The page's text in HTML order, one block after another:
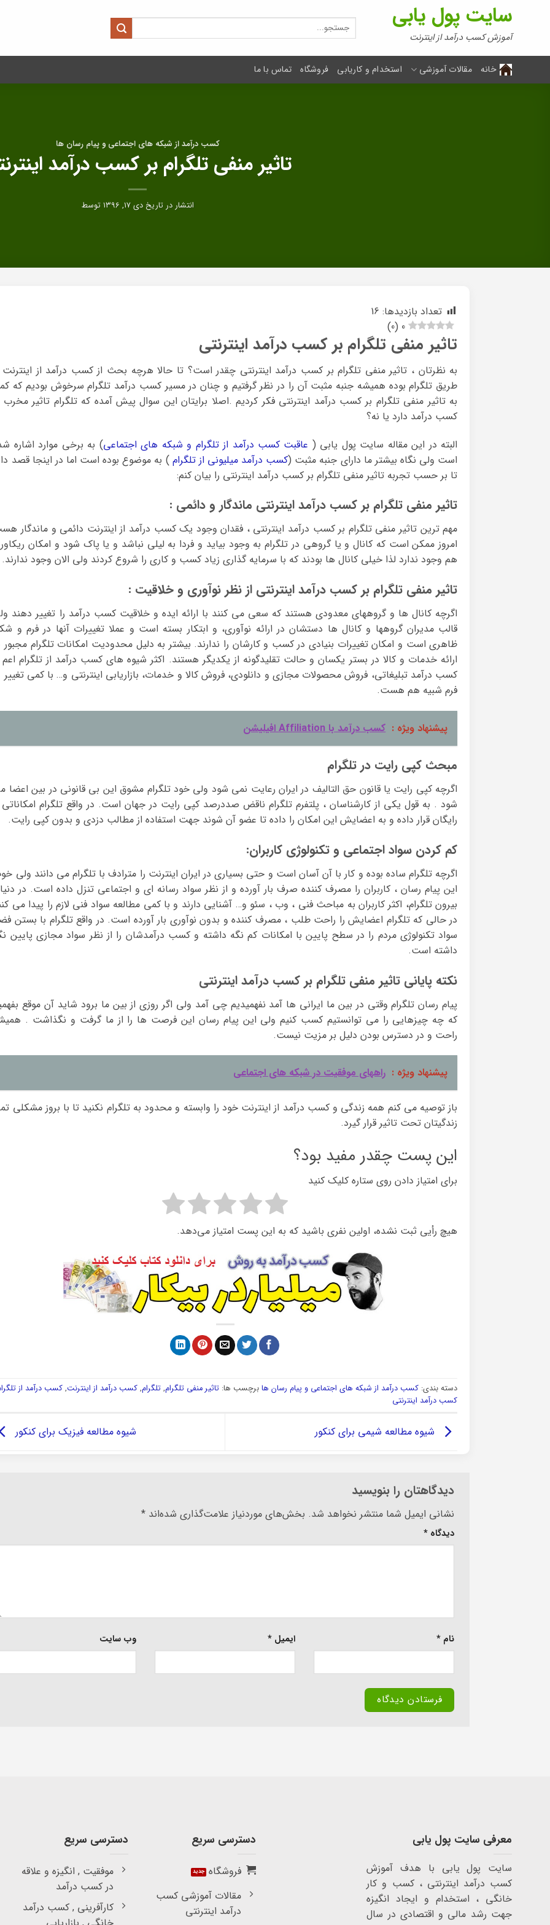
سایت پول یابی
آموزش کسب درآمد از اینترنت
جستجو
برای:
خانه مقالات آموزشی استخدام و کاریابی فروشگاه تماس با ما
کسب درآمد از شبکه های اجتماعی و پیام رسان ها
تاثیر منفی تلگرام بر کسب درآمد
انتشار در تاریخدی ۱۷, ۱۳۹۶ توسط
تعداد بازدیدها: 16
0
(
0
)
تاثیر منفی تلگرام بر کسب درآمد اینترنتی
به نظرتان ، تاثیر منفی تلگرام بر کسب درآمد اینترنتی چقدر است؟ تا حالا هرچه بحث از کسب درآمد از اینترنت
طریق تلگرام بوده همیشه جنبه مثبت آن را در نظر گرفتیم و چنان در مسیر کسب درآمد تلگرام سرخوش بودیم که
به تاثیر منفی تلگرام بر کسب درآمد اینترنتی فکر کردیم .اصلا برایتان این سوال پیش آمده که تلگرام تاثیر مخرب
کسب درآمد دارد یا نه؟
البته در این مقاله سایت پول یابی ( عاقبت کسب درآمد از تلگرام و شبکه های اجتماعی) به برخی موارد اشاره
است ولی نگاه بیشتر ما دارای جنبه مثبت (کسب درآمد میلیونی از تلگرام ) به موضوع بوده است اما در اینجا قصد
تا بر حسب تجربه تاثیر منفی تلگرام بر کسب درآمد اینترنتی را بیان کنم:
تاثیر منفی تلگرام بر کسب درآمد اینترنتی ماندگار و دائمی :
مهم ترین تاثیر منفی تلگرام بر کسب درآمد اینترنتی ، فقدان وجود یک کسب درآمد از اینترنت دائمی و ماندگار
امروز ممکن است که کانال و یا گروهی در تلگرام به وجود بیاید و فردا به لیلی نباشد و یا پاک شود و امکان
هم وجود ندارد لذا خیلی کانال ها بودند که با سرمایه گذاری زیاد کسب و کاری را شروع کردند ولی الان وجود ندارند.
تاثیر منفی تلگرام بر کسب درآمد اینترنتی از نظر نوآوری و خلاقیت :
اگرچه کانال ها و گروههای معدودی هستند که سعی می کنند با ارائه ایده و خلاقیت کسب درآمد را تغییر دهند
قالب مدیران گروهها و کانال ها دستشان در ارائه نوآوری، و ابتکار بسته است و عملا تغییرات آنها در فرم و
ظاهری است و امکان تغییرات بنیادی در کسب و کارشان را ندارند. بیشتر به دلیل محدودیت امکانات تلگرام مجبور
ارائه خدمات و کالا در بستر یکسان و حالت تقلیدگونه از یکدیگر هستند. اکثر شیوه های کسب درآمد از تلگرام اعم
کسب درآمد تبلیغاتی، فروش محصولات مجازی و دانلودی، فروش کالا و خدمات، بازاریابی اینترنتی و… با کمی تغییر
فرم شبیه هم هست.
پیشنهاد ویژه : کسب درآمد با Affiliation افیلیشن
مبحث کپی رایت در تلگرام
اگرچه کپی رایت یا قانون حق التالیف در ایران رعایت نمی شود ولی خود تلگرام مشوق این بی قانونی در بین اعضا
شود . به قول یکی از کارشناسان ، پلتفرم تلگرام ناقض صددرصد کپی رایت در جهان است. در واقع تلگرام امکاناتی
رایگان قرار داده و به اعضایش این امکان را داده تا عضو آن شوند جهت استفاده از مطالب دزدی و بدون کپی رایت.
کم کردن سواد اجتماعی و تکنولوژی کاربران:
اگرچه تلگرام ساده بوده و کار با آن آسان است و حتی بسیاری در ایران اینترنت را مترادف با تلگرام می دانند ولی
این پیام رسان ، کاربران را مصرف کننده صرف بار آورده و از نظر سواد رسانه ای و اجتماعی تنزل داده است. در
بیرون تلگرام، اکثر کاربران به مباحث فنی ، وب ، سئو و… آشنایی دارند و با کمی مطالعه سواد فنی لازم را پیدا می
در حالی که تلگرام اعضایش را راحت طلب ، مصرف کننده و بدون نوآوری بار آورده است. در واقع تلگرام با بستن
سواد تکنولوژی مردم را در سطح پایین با امکانات کم نگه داشته و کسب درآمدشان را از نظر سواد مجازی پایین
داشته است.
نکته پایانی تاثیر منفی تلگرام بر کسب درآمد اینترنتی
پیام رسان تلگرام وقتی در بین ما ایرانی ها آمد نفهمیدیم چی آمد ولی اگر روزی از بین ما برود شاید آن موقع
که چه چیزهایی را می توانستیم کسب کنیم ولی این پیام رسان این فرصت ها را از ما گرفت و نگذاشت .
راحت و در دسترس بودن دلیل بر مزیت نیست.
پیشنهاد ویژه : راههای موفقیت در شبکه های اجتماعی
باز توصیه می کنم همه زندگی و کسب درآمد از اینترنت خود را وابسته و محدود به تلگرام نکنید تا با بروز مشکلی
زندگیتان تحت تاثیر قرار گیرد.
این پست چقدر مفید بود؟
برای امتیاز دادن روی ستاره کلیک کنید
هیچ رأیی ثبت نشده، اولین نفری باشید که به این پست امتیاز می‌دهد.
دسته بندی: کسب درآمد از شبکه های اجتماعی و پیام رسان هابرچسب ها: تاثیر منفی تلگرام, تلگرام, کسب درآمد از اینترنت, کسب درآمد از
کسب درآمد اینترنتی
شیوه مطالعه شیمی برای کنکور شیوه مطالعه فیزیک برای کنکور
دیدگاهتان را بنویسید
نشانی ایمیل شما منتشر نخواهد شد. بخش‌های موردنیاز علامت‌گذاری شده‌اند *
دیدگاه *
نام * ایمیل * وب‌ سایت
Alternative:
معرفی سایت پول یابی
سایت پول یابی با هدف آموزش
کسب درآمد اینترنتی ، کسب و کار
خانگی ، استخدام و ایجاد انگیزه
جهت رشد مالی و اقتصادی در سال
دسترسی سریع
فروشگاه
مقالات آموزشی کسب
درآمد اینترنتی
دسترسی سریع
موفقیت , انگیزه و علاقه
در کسب درآمد
کارآفرینی , کسب درآمد